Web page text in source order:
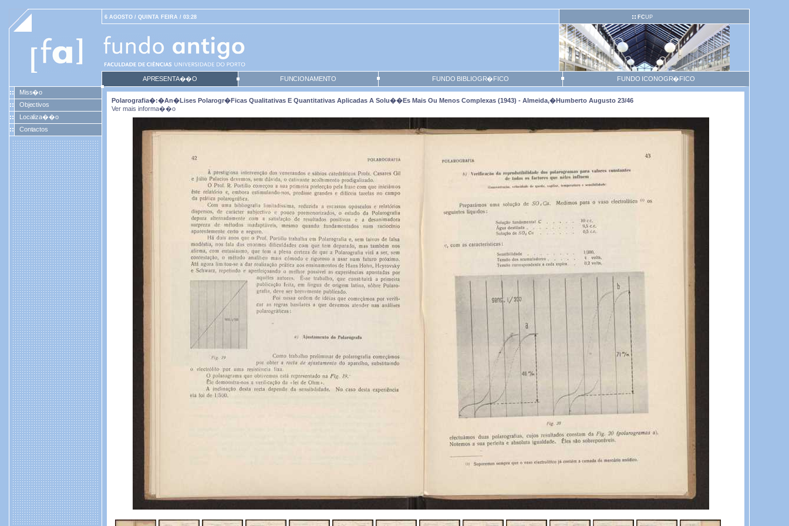
6 AGOSTO / QUINTA FEIRA / 03:28 FCUP
APRESENTA��O FUNCIONAMENTO FUNDO BIBLIOGR�FICO
FUNDO ICONOGR�FICO
Miss�o
Objectivos
Localiza��o
Contactos
Polarografia�:�an�lises Polarogr�ficas Qualitativas E Quantitativas Aplicadas A Solu��es Mais Ou Menos Complexas (1943) - Almeida,�Humberto Augusto 23/46
Ver mais informa��o